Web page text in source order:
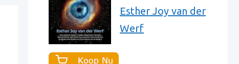
Esther Joy van der
Werf